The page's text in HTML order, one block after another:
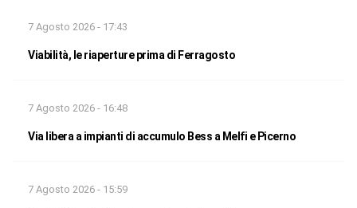
7 Agosto 2026 - 17:43
Viabilità, le riaperture prima di Ferragosto
7 Agosto 2026 - 16:48
Via libera a impianti di accumulo Bess a Melfi e Picerno
7 Agosto 2026 - 15:59